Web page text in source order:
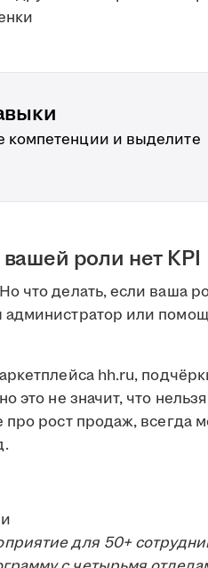
компетенции и выделите
роли нет KPI
что делать, если ваша
или
hh.ru,
это не значит, что
рост продаж, всегда
для 50+